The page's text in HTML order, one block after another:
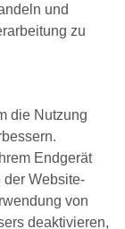
und
zu
die Nutzung
Endgerät
Website-
von
deaktivieren,